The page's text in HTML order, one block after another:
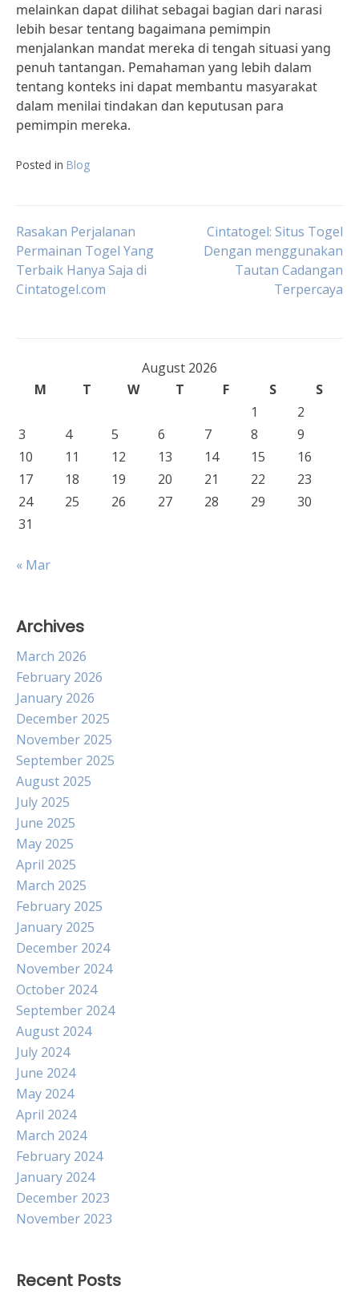
melainkan dapat dilihat sebagai bagian dari narasi
lebih besar tentang bagaimana pemimpin
menjalankan mandat mereka di tengah situasi yang
penuh tantangan. Pemahaman yang lebih dalam
tentang konteks ini dapat membantu masyarakat
dalam menilai tindakan dan keputusan para
pemimpin mereka.
Posted in Blog
Post
navigation
Rasakan Perjalanan
Permainan Togel Yang
Terbaik Hanya Saja di
Cintatogel.com
Cintatogel: Situs Togel
Dengan menggunakan
Tautan Cadangan
Terpercaya
August 2026
M
T W T F S
S
1
2
3
4 5 6 7 8
9
10
11 12 13 14 15
16
17
18 19 20 21 22
23
24
25 26 27 28 29
30
31
« Mar
Archives
March 2026
February 2026
January 2026
December 2025
November 2025
September 2025
August 2025
July 2025
June 2025
May 2025
April 2025
March 2025
February 2025
January 2025
December 2024
November 2024
October 2024
September 2024
August 2024
July 2024
June 2024
May 2024
April 2024
March 2024
February 2024
January 2024
December 2023
November 2023
Recent Posts